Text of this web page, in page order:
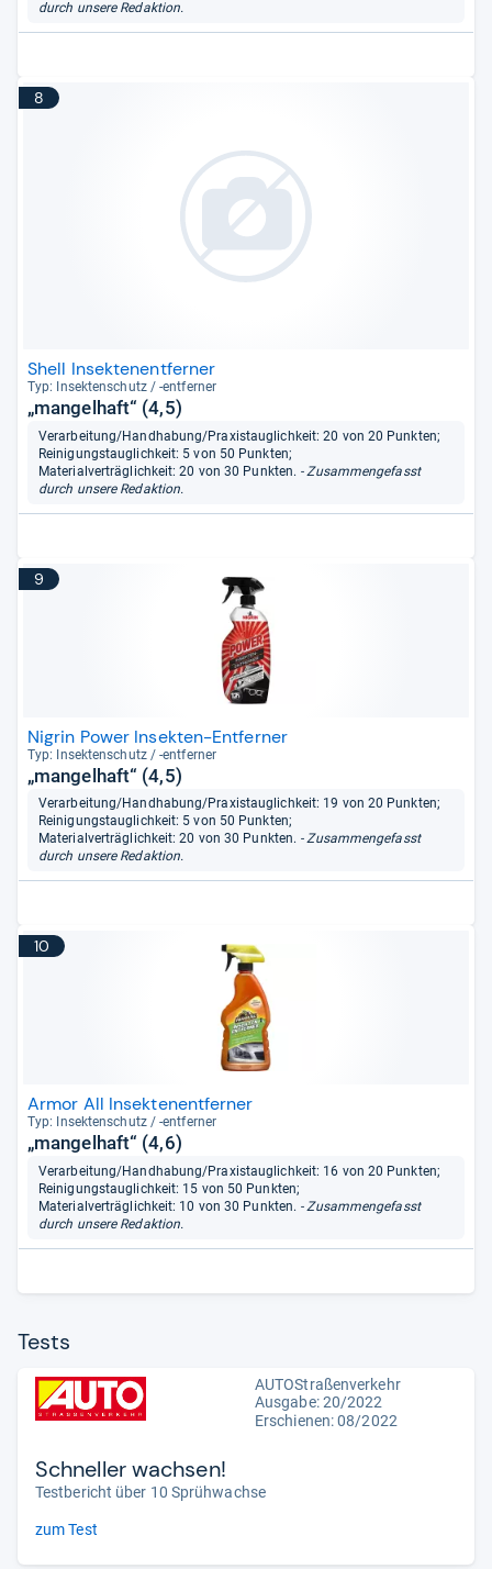
durch unsere Redaktion.
8
Shell Insektenentferner
Typ: Insek­ten­schutz / -​ent­fer­ner
„mangelhaft“ (4,5)
Verarbeitung/Handhabung/Praxistauglichkeit: 20 von 20 Punkten;
Reinigungstauglichkeit: 5 von 50 Punkten;
Materialverträglichkeit: 20 von 30 Punkten. - Zusammengefasst
durch unsere Redaktion.
9
Nigrin Power Insekten-Entferner
Typ: Insek­ten­schutz / -​ent­fer­ner
„mangelhaft“ (4,5)
Verarbeitung/Handhabung/Praxistauglichkeit: 19 von 20 Punkten;
Reinigungstauglichkeit: 5 von 50 Punkten;
Materialverträglichkeit: 20 von 30 Punkten. - Zusammengefasst
durch unsere Redaktion.
10
Armor All Insektenentferner
Typ: Insek­ten­schutz / -​ent­fer­ner
„mangelhaft“ (4,6)
Verarbeitung/Handhabung/Praxistauglichkeit: 16 von 20 Punkten;
Reinigungstauglichkeit: 15 von 50 Punkten;
Materialverträglichkeit: 10 von 30 Punkten. - Zusammengefasst
durch unsere Redaktion.
Tests
AUTOStraßenverkehr
Ausgabe: 20/2022
Erschienen: 08/2022
Schneller wachsen!
Testbericht über 10 Sprühwachse
zum Test